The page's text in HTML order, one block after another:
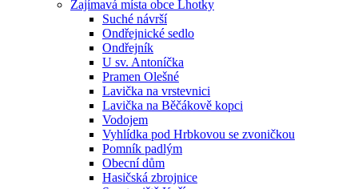
Zajímavá místa obce Lhotky
Suché návrší
Ondřejnické sedlo
Ondřejník
U sv. Antoníčka
Pramen Olešné
Lavička na vrstevnici
Lavička na Běčákově kopci
Vodojem
Vyhlídka pod Hrbkovou se zvoničkou
Pomník padlým
Obecní dům
Hasičská zbrojnice